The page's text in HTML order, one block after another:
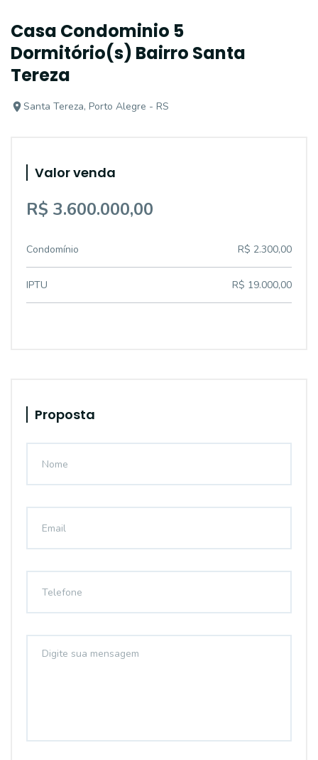
Casa Condominio 5
Dormitório(s) Bairro Santa
Tereza
Santa Tereza, Porto Alegre - RS
Valor venda
R$ 3.600.000,00
Condomínio R$ 2.300,00
IPTU R$ 19.000,00
Proposta